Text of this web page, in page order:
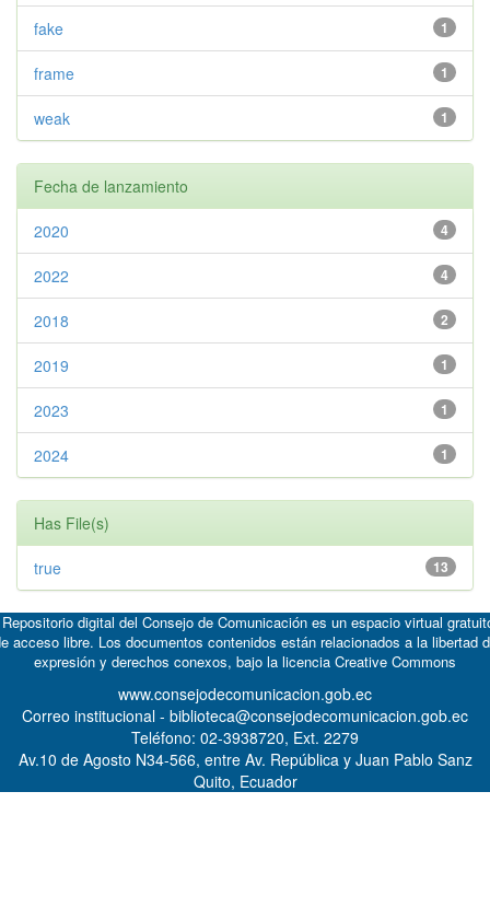
1
fake
1
frame
1
weak
Fecha de lanzamiento
4
2020
4
2022
2
2018
1
2019
1
2023
1
2024
Has File(s)
13
true
digital del Consejo de Comunicación es un espacio virtual
acceso libre. Los documentos contenidos están relacionados a la libertad
expresión y derechos conexos, bajo la licencia Creative Commons
www.consejodecomunicacion.gob.ec
Correo institucional - biblioteca@consejodecomunicacion.gob.ec
Teléfono: 02-3938720, Ext. 2279
Av.10 de Agosto N34-566, entre Av. República y Juan Pablo Sanz
Quito, Ecuador